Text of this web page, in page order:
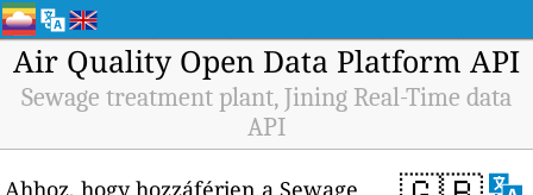
Air Quality Open Data Platform API
Sewage treatment plant, Jining Real-Time data
API
Ahhoz, hogy hozzáférjen a Sewage